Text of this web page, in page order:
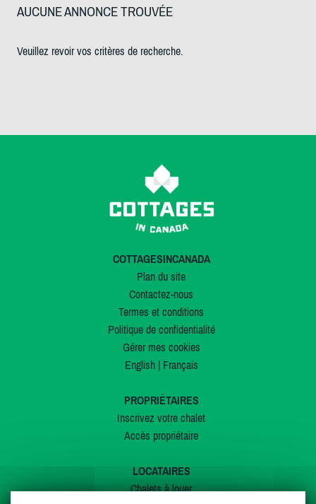
AUCUNE ANNONCE TROUVÉE
Veuillez revoir vos critères de recherche.
COTTAGESINCANADA
Plan du site
Contactez-nous
Termes et conditions
Politique de confidentialité
Gérer mes cookies
English| Français
PROPRIÉTAIRES
Inscrivez votre chalet
Accès propriétaire
LOCATAIRES
Chalets à louer